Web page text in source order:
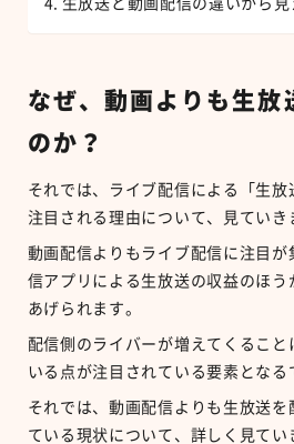
なぜ、動画よりも生放
のか？
それでは、ライブ配信による「生放
注目される理由について、見ていき
動画配信よりもライブ配信に注目
信アプリによる生放送の収益のほ
あげられます。
配信側のライバーが増えてくること
いる点が注目されている要素となる
それでは、動画配信よりも生放送を
ている現状について、詳しく見てい